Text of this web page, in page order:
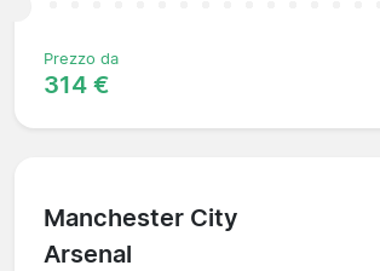
Prezzo da
314 €
Manchester City
Arsenal